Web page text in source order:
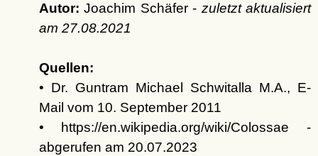
Autor: Joachim Schäfer - zuletzt aktualisiert
am 27.08.2021
Quellen:
• Dr. Guntram Michael Schwitalla M.A., E-
Mail vom 10. September 2011
• https://en.wikipedia.org/wiki/Colossae -
abgerufen am 20.07.2023